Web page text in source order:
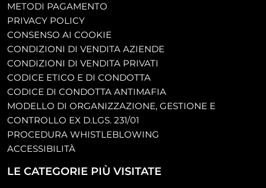
METODI PAGAMENTO
PRIVACY POLICY
CONSENSO AI COOKIE
CONDIZIONI DI VENDITA AZIENDE
CONDIZIONI DI VENDITA PRIVATI
CODICE ETICO E DI CONDOTTA
CODICE DI CONDOTTA ANTIMAFIA
MODELLO DI ORGANIZZAZIONE, GESTIONE E
CONTROLLO EX D.LGS. 231/01
PROCEDURA WHISTLEBLOWING
ACCESSIBILITÀ
LE CATEGORIE PIÙ VISITATE